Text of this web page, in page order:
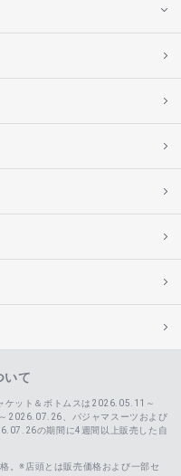
いて
ケット＆ボトムスは2026.05.11～
2026.07.26、
パジャマスーツおよび
の期間に4週間以上販売した自
。※店頭とは販売価格および一部セ